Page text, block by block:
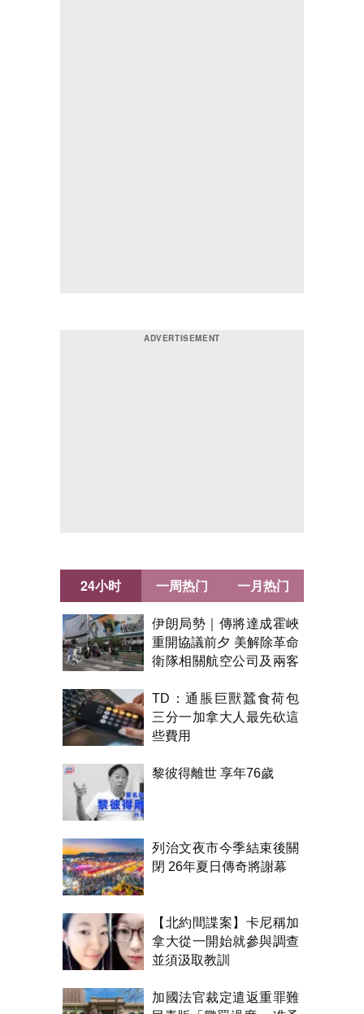
24小时
伊朗局勢｜傳將達成霍峽
重開協議前夕 美解除革命
衛隊相關航空公司及兩客
TD：通脹巨獸蠶食荷包
三分一加拿大人最先砍這
些費用
黎彼得離世 享年76歲
列治文夜市今季結束後關
閉 26年夏日傳奇將謝幕
【北約間諜案】卡尼稱加
拿大從一開始就參與調查
並須汲取教訓
加國法官裁定遣返重罪難
一周热门 一月热门